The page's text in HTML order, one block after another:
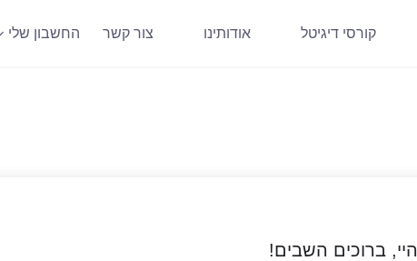
קורסי דיגיטל אודותינו צור קשר החשבון שלי
היי, ברוכים השבים!